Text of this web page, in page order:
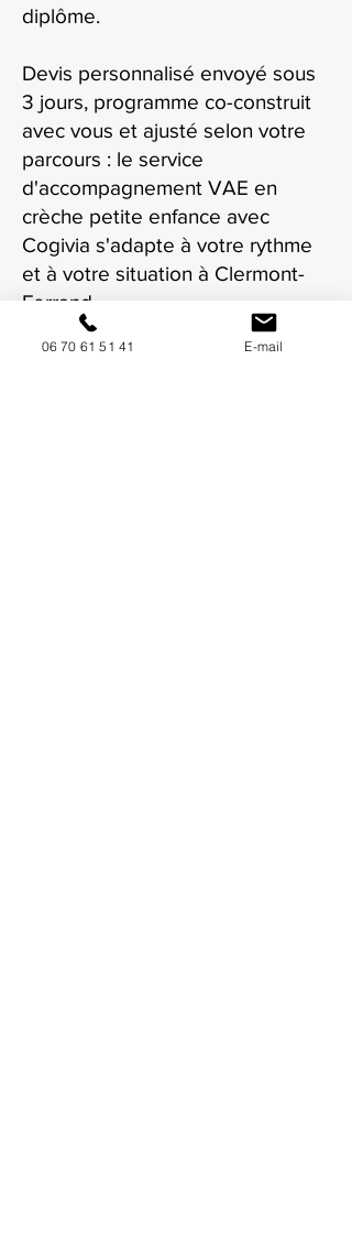
diplôme.
Devis personnalisé envoyé sous
3 jours, programme co-construit
avec vous et ajusté selon votre
parcours : le service
d'accompagnement VAE en
crèche petite enfance avec
Cogivia s'adapte à votre rythme
et à votre situation à Clermont-
Ferrand.
06 70 61 51 41 E-mail